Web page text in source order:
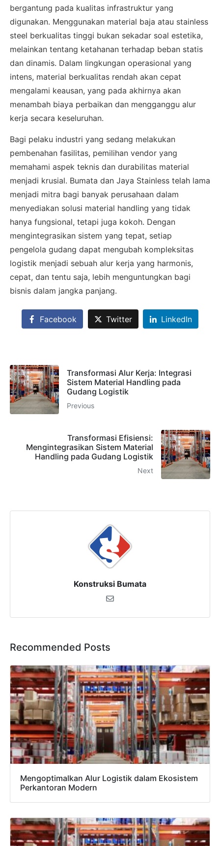
bergantung pada kualitas infrastruktur yang
digunakan. Menggunakan material baja atau stainless
steel berkualitas tinggi bukan sekadar soal estetika,
melainkan tentang ketahanan terhadap beban statis
dan dinamis. Dalam lingkungan operasional yang
intens, material berkualitas rendah akan cepat
mengalami keausan, yang pada akhirnya akan
menambah biaya perbaikan dan mengganggu alur
kerja secara keseluruhan.
Bagi pelaku industri yang sedang melakukan
pembenahan fasilitas, pemilihan vendor yang
memahami aspek teknis dan durabilitas material
menjadi krusial. Bumata dan Jaya Stainless telah lama
menjadi mitra bagi banyak perusahaan dalam
menyediakan solusi material handling yang tidak
hanya fungsional, tetapi juga kokoh. Dengan
mengintegrasikan sistem yang tepat, setiap
pengelola gudang dapat mengubah kompleksitas
logistik menjadi sebuah alur kerja yang harmonis,
cepat, dan tentu saja, lebih menguntungkan bagi
bisnis dalam jangka panjang.
Facebook Twitter LinkedIn
Transformasi Alur Kerja: Integrasi
Sistem Material Handling pada
Gudang Logistik
Previous
Transformasi Efisiensi:
Mengintegrasikan Sistem Material
Handling pada Gudang Logistik
Next
Konstruksi Bumata
Recommended Posts
Mengoptimalkan Alur Logistik dalam Ekosistem
Perkantoran Modern
SALES ASSISTANCE
Hubungi Tim Sales
Admin 1
Admin 2
CHAT